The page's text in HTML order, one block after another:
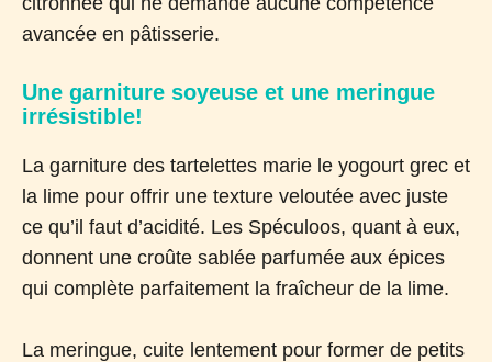
avancée en pâtisserie.
Une garniture soyeuse et une meringue
irrésistible!
La garniture des tartelettes marie le yogourt grec et
la lime pour offrir une texture veloutée avec juste
ce qu’il faut d’acidité. Les Spéculoos, quant à eux,
donnent une croûte sablée parfumée aux épices
qui complète parfaitement la fraîcheur de la lime.
La meringue, cuite lentement pour former de petits